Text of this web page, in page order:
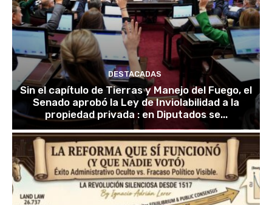
DESTACADAS
Sin el capítulo de Tierras y Manejo del Fuego, el
Senado aprobó la Ley de Inviolabilidad a la
propiedad privada : en Diputados se...